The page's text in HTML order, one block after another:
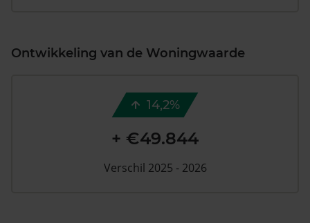
Ontwikkeling van de Woningwaarde
14,2%
+ €49.844
Verschil 2025 - 2026